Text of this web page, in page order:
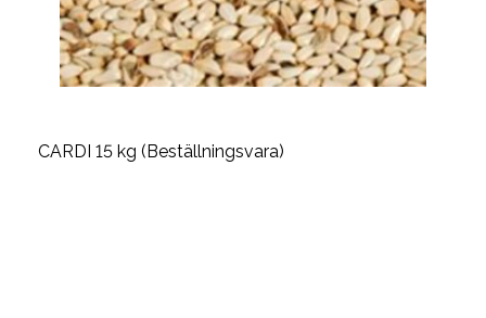
CARDI 15 kg (Beställningsvara)